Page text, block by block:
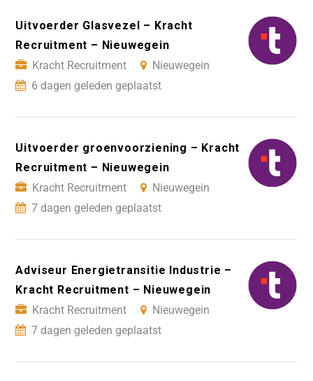
Uitvoerder Glasvezel – Kracht
Recruitment – Nieuwegein
Kracht Recruitment
Nieuwegein
6 dagen geleden geplaatst
Uitvoerder groenvoorziening – Kracht
Recruitment – Nieuwegein
Kracht Recruitment
Nieuwegein
7 dagen geleden geplaatst
Adviseur Energietransitie Industrie –
Kracht Recruitment – Nieuwegein
Kracht Recruitment
Nieuwegein
7 dagen geleden geplaatst